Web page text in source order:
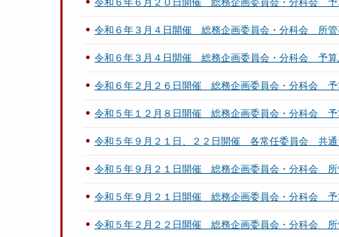
令和６年３月４日開催 総務企画委員会・分科会 所管
令和６年３月４日開催 総務企画委員会・分科会 予算
令和６年２月２６日開催 総務企画委員会・分科会 予
令和５年１２月８日開催 総務企画委員会・分科会 予
令和５年９月２１日、２２日開催 各常任委員会 共通
令和５年９月２１日開催 総務企画委員会・分科会 所
令和５年９月２１日開催 総務企画委員会・分科会 予
令和５年２月２２日開催 総務企画委員会・分科会 所